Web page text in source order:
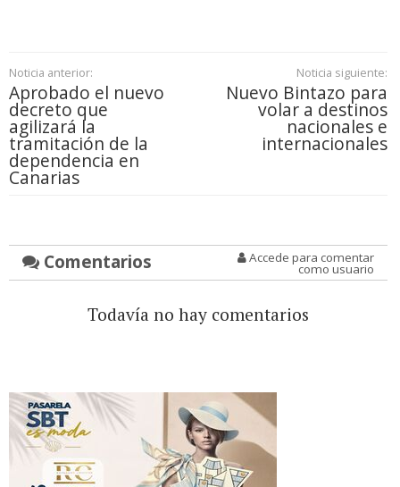
Noticia anterior:
Aprobado el nuevo
decreto que
agilizará la
tramitación de la
dependencia en
Canarias
Noticia siguiente:
Nuevo Bintazo para
volar a destinos
nacionales e
internacionales
Comentarios Accede para comentar
como usuario
Todavía no hay comentarios